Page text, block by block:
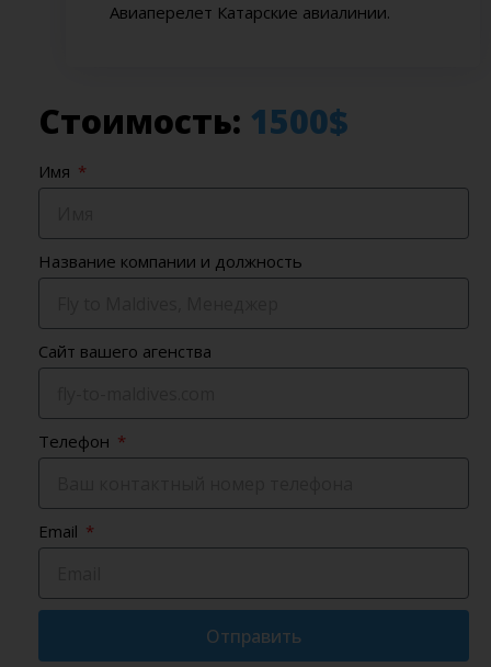
Авиаперелет Катарские авиалинии.
Стоимость: 1500$
Имя
Название компании и должность
Сайт вашего агенства
Телефон
Email
Отправить